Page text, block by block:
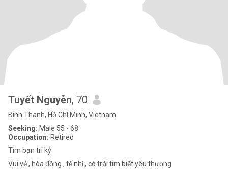
Tuyết Nguyễn, 70
Binh Thanh, Hồ Chí Minh, Vietnam
Seeking: Male 55 - 68
Occupation: Retired
Tìm bạn tri kỷ
Vui vẻ , hòa đồng , tế nhị , có trái tim biết yêu thương